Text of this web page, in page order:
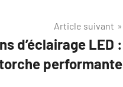
Article suivant
d’éclairage LED :
performante